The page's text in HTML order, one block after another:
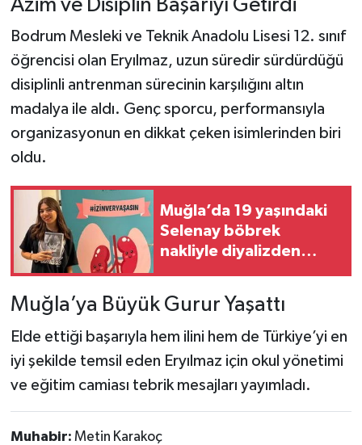
Azim ve Disiplin Başarıyı Getirdi
Bodrum Mesleki ve Teknik Anadolu Lisesi 12. sınıf
öğrencisi olan Eryılmaz, uzun süredir sürdürdüğü
disiplinli antrenman sürecinin karşılığını altın
madalya ile aldı. Genç sporcu, performansıyla
organizasyonun en dikkat çeken isimlerinden biri
oldu.
Muğla’da 19 yaşındaki
Selenay böbrek
nakliyle diyalizden
Muğla’ya Büyük Gurur Yaşattı
Elde ettiği başarıyla hem ilini hem de Türkiye’yi en
iyi şekilde temsil eden Eryılmaz için okul yönetimi
ve eğitim camiası tebrik mesajları yayımladı.
Muhabir: Metin Karakoç